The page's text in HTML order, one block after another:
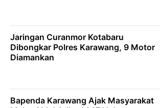
Jaringan Curanmor Kotabaru
Dibongkar Polres Karawang, 9 Motor
Diamankan
Bapenda Karawang Ajak Masyarakat